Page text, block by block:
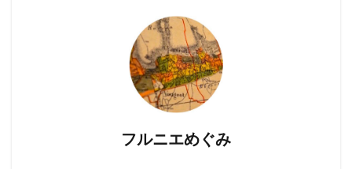
フルニエめぐみ